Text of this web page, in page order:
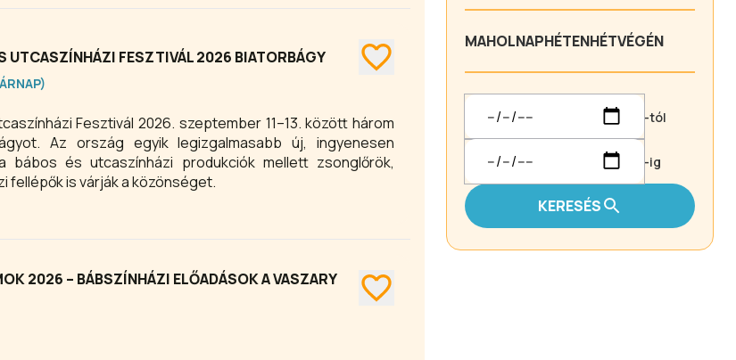
UTCASZÍNHÁZI FESZTIVÁL 2026 BIATORBÁGY
Fesztivál 2026. szeptember 11–13. között három
Az ország egyik legizgalmasabb új, ingyenesen
bábos és utcaszínházi produkciók mellett zsonglőrök,
fellépők is várják a közönséget.
2026 – BÁBSZÍNHÁZI ELŐADÁSOK A VASZARY
MAHOLNAPHÉTENHÉTVÉGÉN
-tól
-ig
KERESÉS